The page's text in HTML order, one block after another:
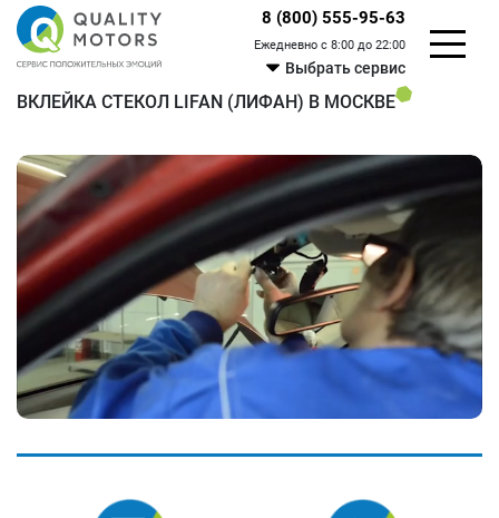
8 (800) 555-95-63
Ежедневно с 8:00 до 22:00
Выбрать сервис
ВКЛЕЙКА СТЕКОЛ LIFAN (ЛИФАН) В МОСКВЕ